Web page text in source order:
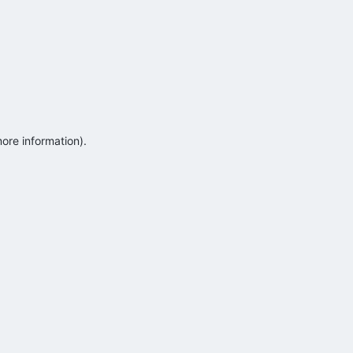
information).